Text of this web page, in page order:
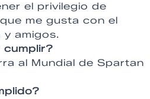
el privilegio de
me gusta con el
y amigos.
cumplir?
al Mundial de Spartan